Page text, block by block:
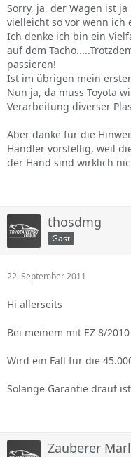
Sorry, ja, der Wagen ist
vielleicht so vor wenn ich
Ich denke ich bin ein
auf dem
passieren!
Ist im übrigen mein
Nun ja, da muss Toyota
Verarbeitung diverser
Aber danke für die
Händler vorstellig, weil
der Hand sind wirklich
thosdmg
Gast
22. September 2011
Hi allerseits
Bei meinem mit EZ 8/
Wird ein Fall für die
Solange Garantie drauf
Zauberer